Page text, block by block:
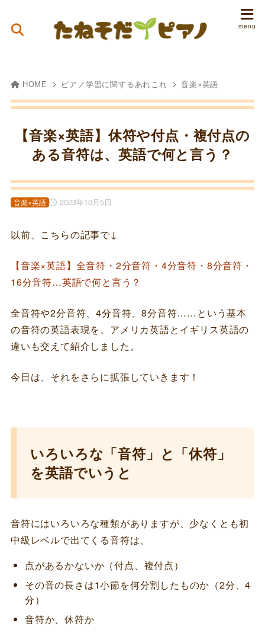
HOME ピアノ学習に関するあれこれ 音楽×英語
【音楽×英語】休符や付点・複付点の
ある音符は、英語で何と言う？
2023年10月5日
音楽×英語
以前、こちらの記事で↓
【音楽×英語】全音符・2分音符・4分音符・8分音符・
16分音符…英語で何と言う？
全音符や2分音符、4分音符、8分音符……という基本
の音符の英語表現を、アメリカ英語とイギリス英語の
違いも交えて紹介しました。
今日は、それをさらに拡張していきます！
いろいろな「音符」と「休符」
を英語でいうと
音符にはいろいろな種類がありますが、少なくとも初
中級レベルで出てくる音符は、
点があるかないか（付点、複付点）
その音の長さは1小節を何分割したものか（2分、4
分）
音符か、休符か